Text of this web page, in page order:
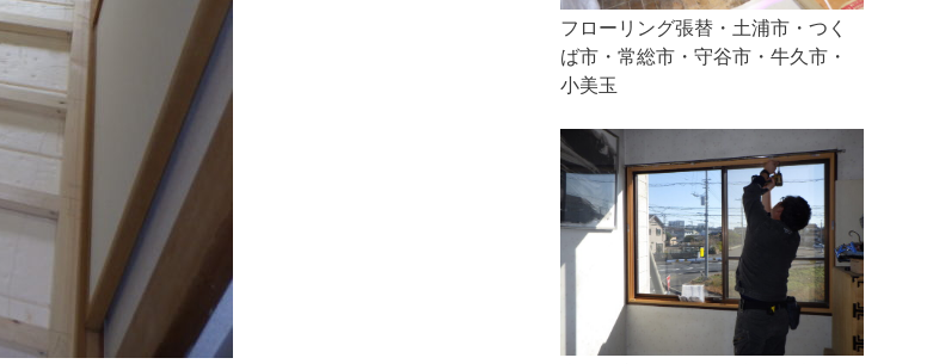
フローリング張替・土浦市・つく
ば市・常総市・守谷市・牛久市・
小美玉